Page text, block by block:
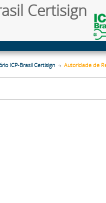
Certisign
ICP-Brasil Certisign Autoridade de